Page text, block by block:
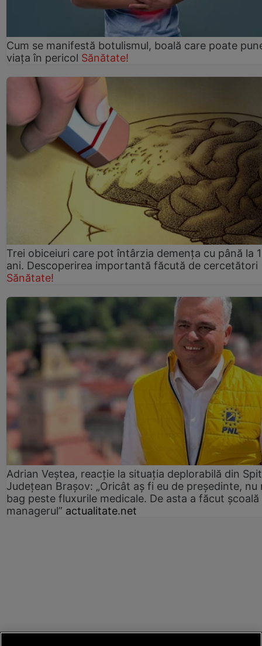
Cum se manifestă botulismul, boală care poate
viaţa în pericol Sănătate!
Trei obiceiuri care pot întârzia demența cu până la
ani. Descoperirea importantă făcută de cercetători
Sănătate!
Adrian Veștea, reacție la situația deplorabilă din
Județean Brașov: „Oricât aș fi eu de președinte, nu
bag peste fluxurile medicale. De asta a făcut școală
managerul” actualitate.net